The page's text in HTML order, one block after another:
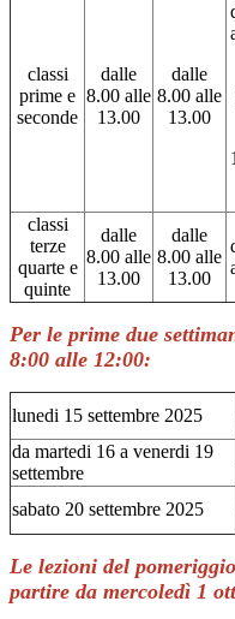
classi
prime e
seconde
dalle
8.00 alle
13.00
dalle
8.00 alle
13.00
classi
terze
quarte e
quinte
dalle
8.00 alle
13.00
dalle
8.00 alle
13.00
Per le prime due
8:00 alle 12:00:
lunedi 15 settembre 2025
da martedi 16 a venerdi 19
settembre
sabato 20 settembre 2025
Le lezioni del
partire da mercoledì 1